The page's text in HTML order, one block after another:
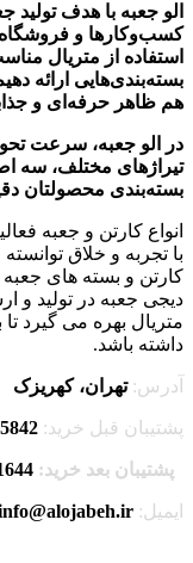
الو جعبه با هدف
کسب‌وکارها و
استفاده از متریال
بسته‌بندی‌هایی ارائه
هم ظاهر حرفه‌ای و
در الو جعبه، سرعت
تیراژهای مختلف، سه
بسته‌بندی محصولتان
انواع کارتن و جعبه
با تجربه و خلاق
کارتن و بسته های
دیجی جعبه در تولید و
متریال بهره می گیرد
داشته باشد.
آدرس:تهران، کهریزک
پشتیبان قبل خرید:
پشتیبان بعد خرید:
ایمیل: